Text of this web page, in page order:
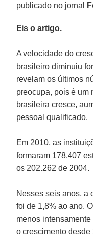
publicado no jornal
Eis o artigo.
A velocidade do
brasileiro diminuiu
revelam os últimos
preocupa, pois é um
brasileira cresce,
pessoal qualificado.
Em 2010, as
formaram 178.407
os 202.262 de 2004.
Nesses seis anos, a
foi de 1,8% ao ano.
menos
o crescimento